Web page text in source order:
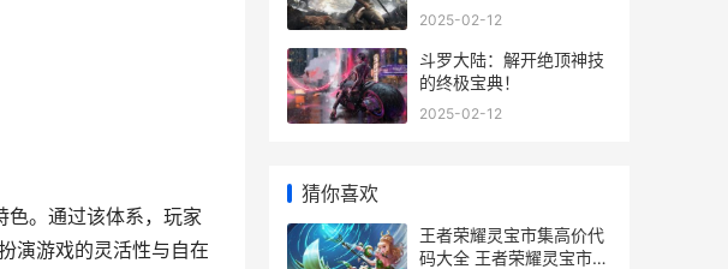
色。通过该体系，玩家
演游戏的灵活性与自在
2025-02-12
斗罗大陆：解开绝顶神技
的终极宝典！
2025-02-12
猜你喜欢
王者荣耀灵宝市集高价代
码大全 王者荣耀灵宝市集